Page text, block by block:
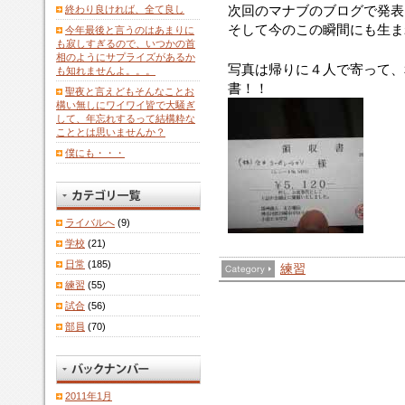
次回のマナブのブログで発
そして今のこの瞬間にも生
写真は帰りに４人で寄って
書！！
練習
終わり良ければ、全て良し
今年最後と言うのはあまりに
も寂しすぎるので、いつかの首
相のようにサプライズがあるか
も知れませんよ。。。
聖夜と言えどもそんなことお
構い無しにワイワイ皆で大騒ぎ
して、年忘れするって結構粋な
こととは思いませんか？
僕にも・・・
ライバルへ (9)
学校 (21)
日常 (185)
練習 (55)
試合 (56)
部員 (70)
2011年1月